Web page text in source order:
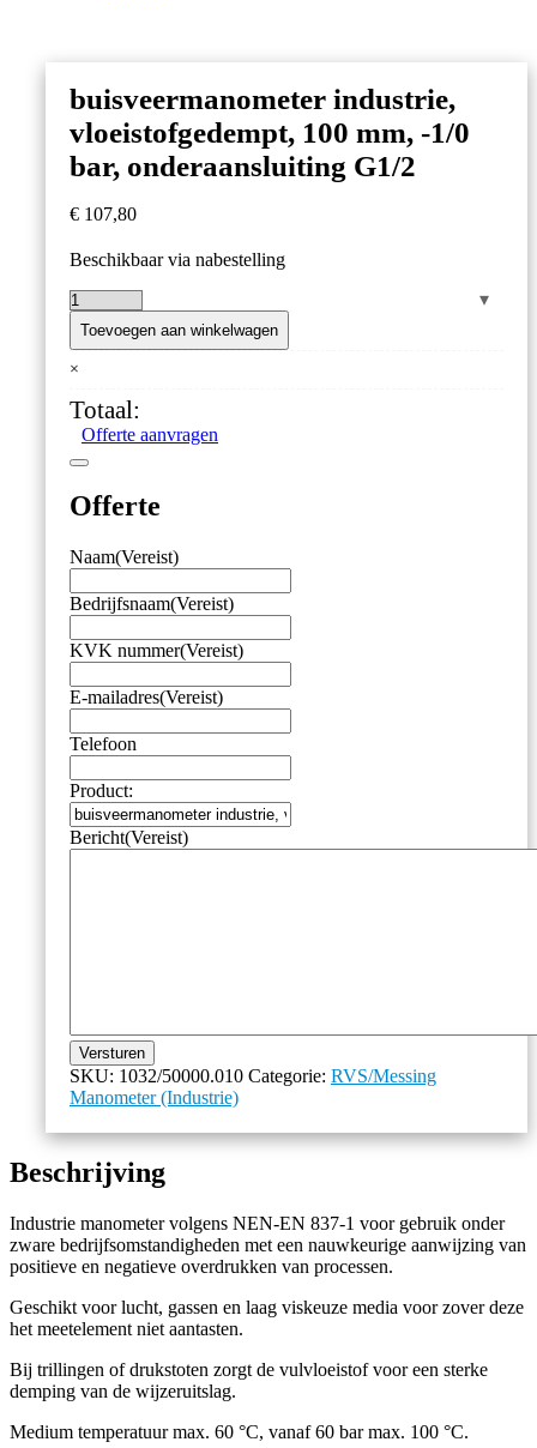
buisveermanometer industrie,
vloeistofgedempt, 100 mm, -1/0
bar, onderaansluiting G1/2
€ 107,80
Beschikbaar via nabestelling
buisveermanometer
industrie,
vloeistofgedempt,
100
-1/0
bar,
onderaansluiting
aantal
Toevoegen aan winkelwagen
×
Totaal:
Offerte aanvragen
Offerte
Naam(Vereist)
Bedrijfsnaam(Vereist)
KVK nummer(Vereist)
E-mailadres(Vereist)
Telefoon
Product:
Bericht(Vereist)
Versturen
SKU: 1032/50000.010 Categorie: RVS/Messing
Manometer (Industrie)
Beschrijving
Industrie manometer volgens NEN-EN 837-1 voor gebruik onder
zware bedrijfsomstandigheden met een nauwkeurige aanwijzing van
positieve en negatieve overdrukken van processen.
Geschikt voor lucht, gassen en laag viskeuze media voor zover deze
het meetelement niet aantasten.
Bij trillingen of drukstoten zorgt de vulvloeistof voor een sterke
demping van de wijzeruitslag.
Medium temperatuur max. 60 °C, vanaf 60 bar max. 100 °C.